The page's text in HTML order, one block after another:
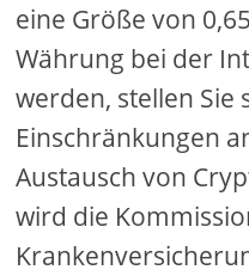
eine Größe von
Währung bei der
werden, stellen Sie
Einschränkungen
Austausch von
wird die